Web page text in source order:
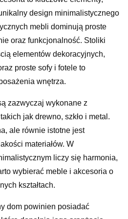
design minimalistycznego
mebli dominują proste
oraz funkcjonalność. Stoliki
elementów dekoracyjnych,
proste sofy i fotele to
wnętrza.
zazwyczaj wykonane z
jak drewno, szkło i metal.
ale równie istotne jest
materiałów. W
liczy się harmonia,
wybierać meble i akcesoria o
kształtach.
dom powinien posiadać